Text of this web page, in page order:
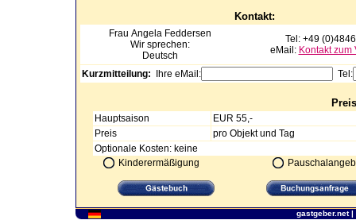
Kontakt:
Frau Angela Feddersen
Wir sprechen:
Deutsch
Tel: +49
eMail: Kontakt zum
Kurzmitteilung: Ihre eMail: Tel:
Hauptsaison
EUR 55,-
Preis
pro Objekt und Tag
Optionale Kosten: keine
Kinderermäßigung
gastgeber.net|